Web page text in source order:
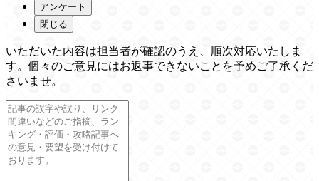
アンケート
閉じる
いただいた内容は担当者が確認のうえ、順次対応いたしま
す。個々のご意見にはお返事できないことを予めご了承くだ
さいませ。